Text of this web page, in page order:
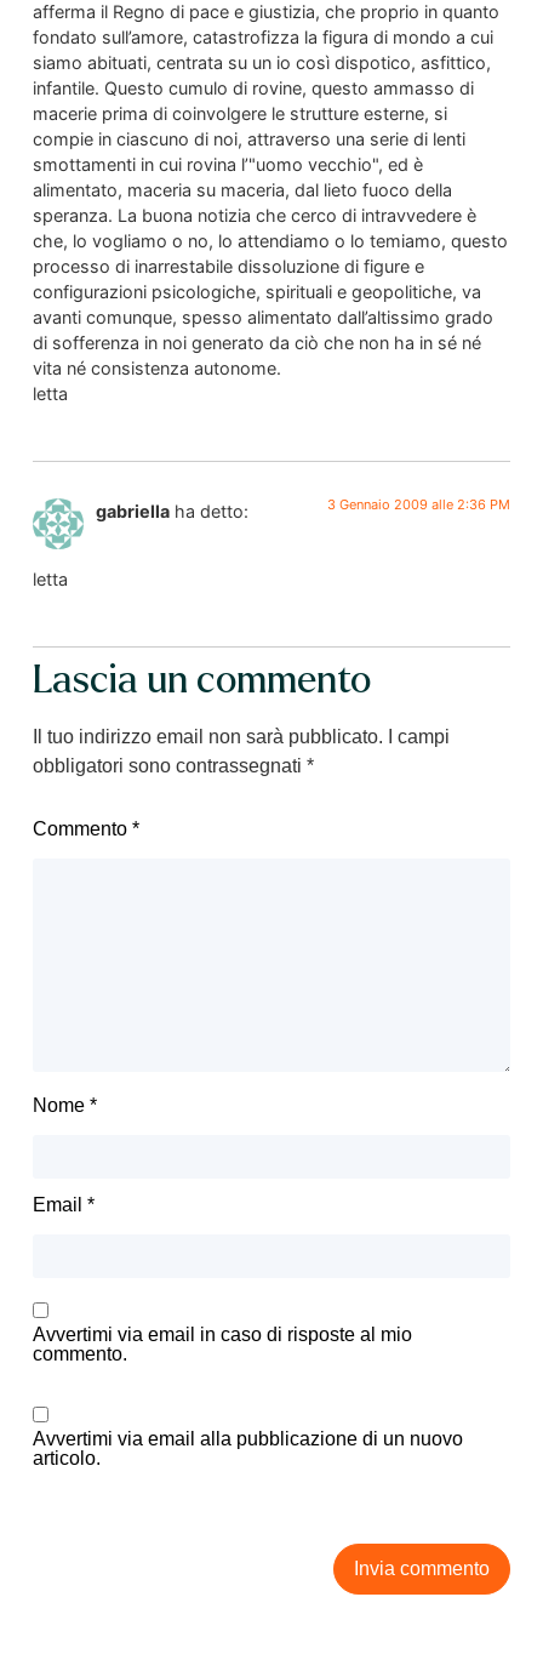
afferma il Regno di pace e giustizia, che proprio in quanto
fondato sull’amore, catastrofizza la figura di mondo a cui
siamo abituati, centrata su un io così dispotico, asfittico,
infantile. Questo cumulo di rovine, questo ammasso di
macerie prima di coinvolgere le strutture esterne, si
compie in ciascuno di noi, attraverso una serie di lenti
smottamenti in cui rovina l’"uomo vecchio", ed è
alimentato, maceria su maceria, dal lieto fuoco della
speranza. La buona notizia che cerco di intravvedere è
che, lo vogliamo o no, lo attendiamo o lo temiamo, questo
processo di inarrestabile dissoluzione di figure e
configurazioni psicologiche, spirituali e geopolitiche, va
avanti comunque, spesso alimentato dall’altissimo grado
di sofferenza in noi generato da ciò che non ha in sé né
vita né consistenza autonome.
letta
gabriella ha detto: 3 Gennaio 2009 alle 2:36 PM
letta
Lascia un commento
Il tuo indirizzo email non sarà pubblicato.
I campi
obbligatori sono contrassegnati *
Commento *
Nome *
Email *
Avvertimi via email in caso di risposte al mio
commento.
Avvertimi via email alla pubblicazione di un nuovo
articolo.